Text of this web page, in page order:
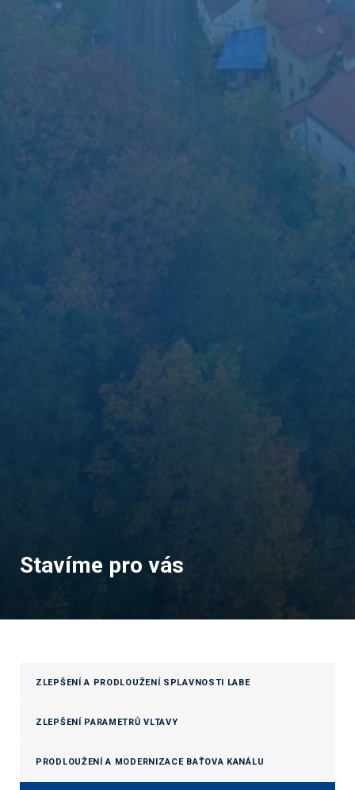
Stavíme pro vás
ZLEPŠENÍ A PRODLOUŽENÍ SPLAVNOSTI LABE
ZLEPŠENÍ PARAMETRŮ VLTAVY
PRODLOUŽENÍ A MODERNIZACE BAŤOVA KANÁLU